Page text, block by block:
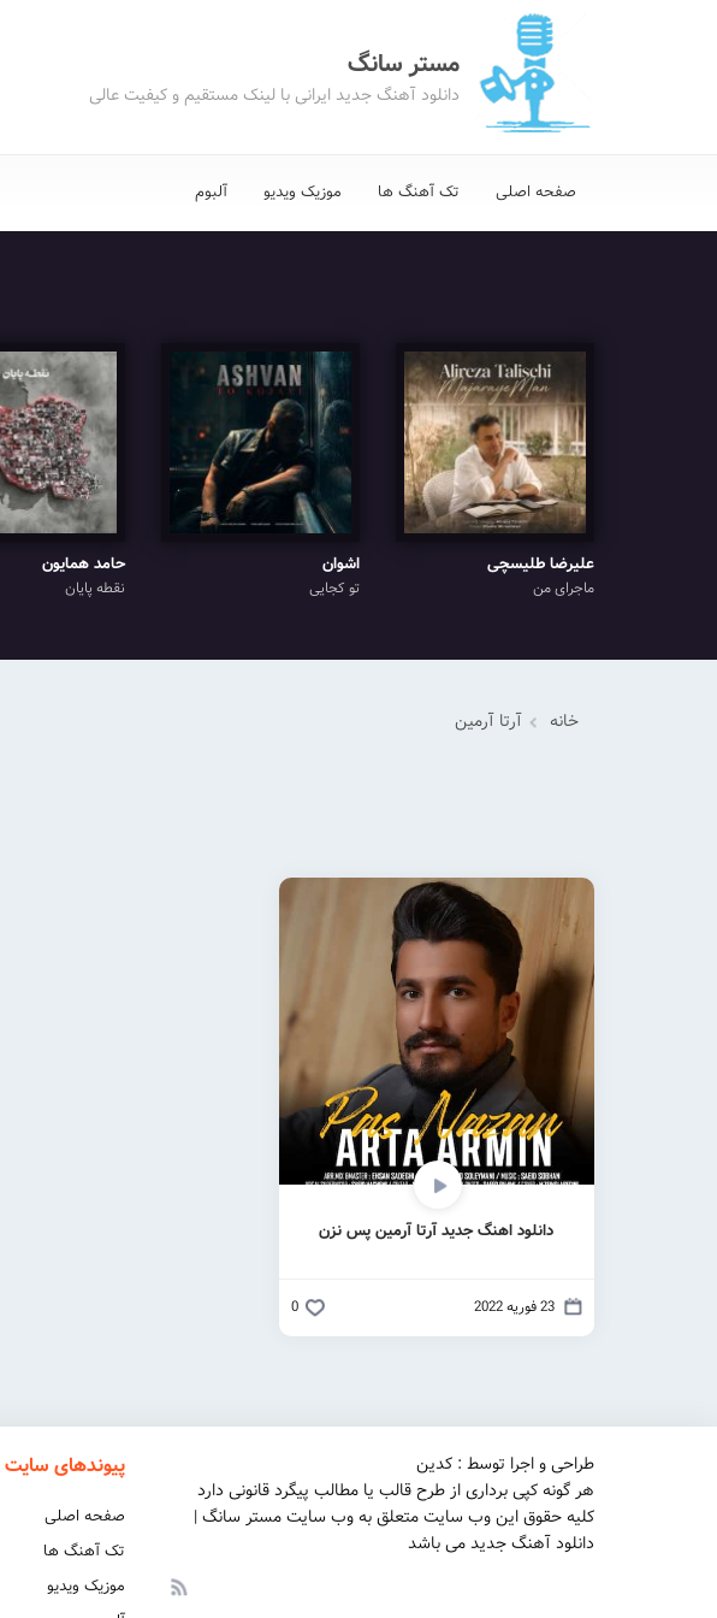
مستر سانگ
دانلود آهنگ جدید ایرانی با لینک مستقیم و کیفیت عالی
صفحه اصلی تک آهنگ ها موزیک ویدیو آلبوم
علیرضا طلیسچی
ماجرای من
اشوان
تو کجایی
حامد همایون
نقطه پایان
خانه آرتا آرمین
دانلود اهنگ جدید آرتا آرمین پس نزن
23 فوریه 2022 0
طراحی و اجرا توسط : کدین
هر گونه کپی برداری از طرح قالب یا مطالب پیگرد قانونی دارد
کلیه حقوق این وب سایت متعلق به وب سایت مستر سانگ |
دانلود آهنگ جدید می باشد
پیوندهای سایت
صفحه اصلی
تک آهنگ ها
موزیک ویدیو